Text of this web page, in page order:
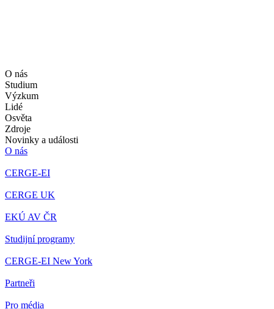
O nás
Studium
Výzkum
Lidé
Osvěta
Zdroje
Novinky a události
O nás
CERGE-EI
CERGE UK
EKÚ AV ČR
Studijní programy
CERGE-EI New York
Partneři
Pro média